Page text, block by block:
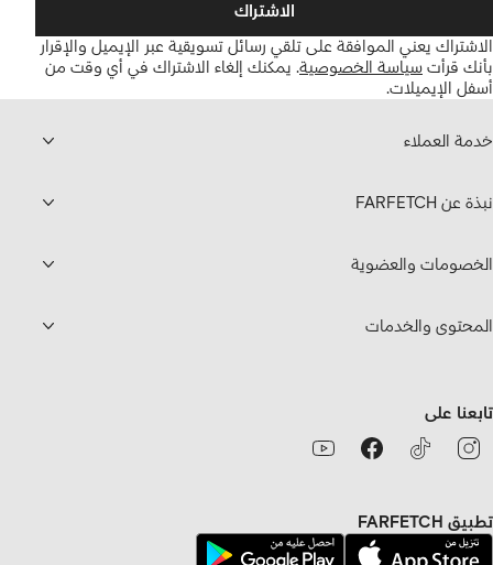
الاشتراك
الاشتراك يعني الموافقة على تلقي رسائل تسويقية عبر الإيميل والإقرار
بأنك قرأت سياسة الخصوصية. يمكنك إلغاء الاشتراك في أي وقت من
أسفل الإيميلات.
خدمة العملاء
نبذة عن FARFETCH
الخصومات والعضوية
المحتوى والخدمات
تابعنا على
تطبيق FARFETCH